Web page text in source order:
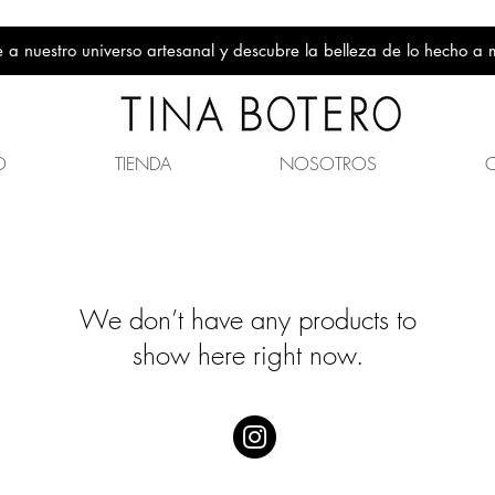
a nuestro universo artesanal y descubre la belleza de lo hecho a
TIENDA NOSOTROS
We don’t have any products to
show here right now.